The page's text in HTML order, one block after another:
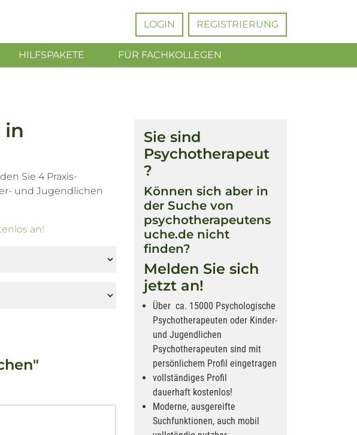
LOGIN REGISTRIERUNG
HILFSPAKETE FÜR FACHKOLLEGEN
in
Sie 4 Praxis-
und Jugendlichen
an!
Sie sind
Psychotherapeut
?
Können sich aber in
der Suche von
psychotherapeutens
uche.de nicht
finden?
Melden Sie sich
jetzt an!
Über ca. 15000 Psychologische
Psychotherapeuten oder Kinder-
und Jugendlichen
Psychotherapeuten sind mit
persönlichem Profil eingetragen
vollständiges Profil
dauerhaft kostenlos!
Moderne, ausgereifte
Suchfunktionen, auch mobil